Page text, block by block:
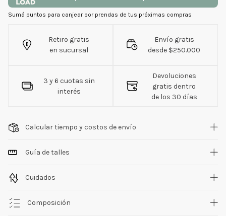
Sumá puntos para canjear por prendas de tus próximas compras
Retiro gratis
en sucursal
Envío gratis
desde $250.000
3 y 6 cuotas sin
interés
Devoluciones
gratis dentro
de los 30 días
Calcular tiempo y costos de envío
Guía de talles
Cuidados
Composición